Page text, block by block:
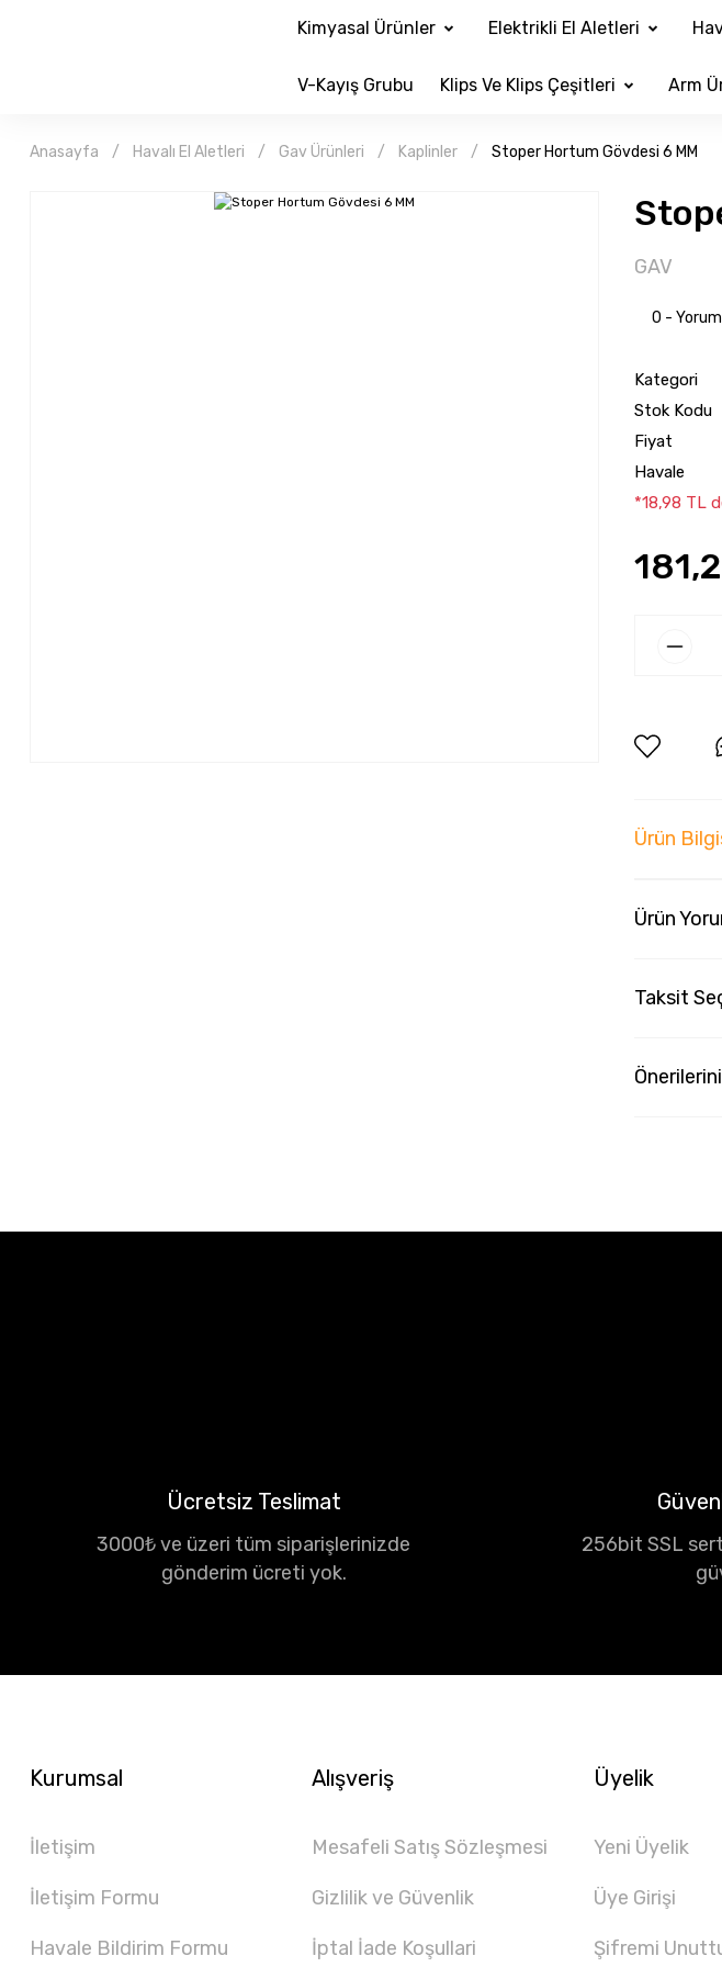
Kimyasal Ürünler Elektrikli El Aletleri
V-Kayış Grubu Klips Ve Klips Çeşitleri Arm
Anasayfa Havalı El Aletleri Gav Ürünleri Kaplinler Stoper Hortum Gövdesi 6 MM
GAV
0 - Yorum
Kategori
Stok Kodu
Fiyat
Havale
*18,98 TL
Ürün
Ürün
Taksit
Ücretsiz Teslimat
3000₺ ve üzeri tüm siparişlerinizde
gönderim ücreti yok.
256bit SSL
Kurumsal
İletişim
İletişim Formu
Havale Bildirim Formu
Alışveriş
Mesafeli Satış Sözleşmesi
Gizlilik ve Güvenlik
İptal İade Koşullari
Üyelik
Yeni Üyelik
Üye Girişi
Şifremi